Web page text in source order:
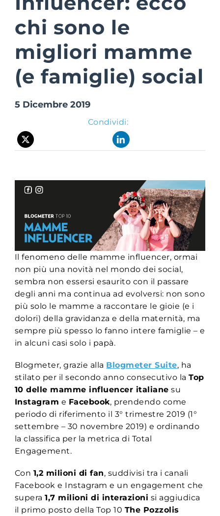
Suite Login
chi sono le
migliori mamme
(e famiglie) social
5 Dicembre 2019
Condividi:
Il fenomeno delle mamme influencer, ormai
non più una novità nel mondo dei social,
sembra non essersi esaurito con il passare
degli anni ma continua ad evolversi: non sono
più solo le mamme a raccontare le gioie (e i
dolori) della gravidanza e della maternità, ma
sempre più spesso lo fanno intere famiglie – e
in alcuni casi solo i papà.
Blogmeter, grazie alla Blogmeter Suite, ha
stilato per il secondo anno consecutivo laTop
10 delle mamme influencer italiane su
Instagram e Facebook, prendendo come
periodo di riferimento il 3° trimestre 2019 (1°
settembre – 30 novembre 2019) e ordinando
la classifica per la metrica di Total
Engagement.
Con 1,2 milioni di fan, suddivisi tra i canali
Facebook e Instagram e un engagement che
supera1,7 milioni di interazioni si aggiudica
il primo posto della Top 10 The Pozzolis